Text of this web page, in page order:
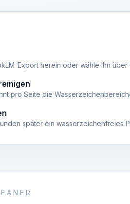
Export herein oder wähle ihn über
pro Seite die
später ein wasserzeichenfreies